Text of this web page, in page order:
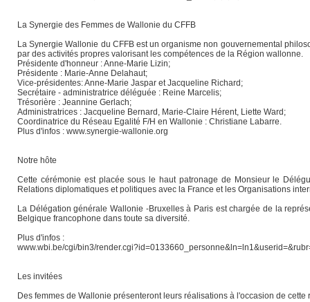
La Synergie des Femmes de Wallonie du CFFB
La Synergie Wallonie du CFFB est un organisme non gouvernemental
par des activités propres valorisant les compétences de la Région wallonne.
Présidente d'honneur : Anne-Marie Lizin;
Présidente : Marie-Anne Delahaut;
Vice-présidentes: Anne-Marie Jaspar et Jacqueline Richard;
Secrétaire - administratrice déléguée : Reine Marcelis;
Trésorière : Jeannine Gerlach;
Administratrices : Jacqueline Bernard, Marie-Claire Hérent, Liette Ward;
Coordinatrice du Réseau Egalité F/H en Wallonie : Christiane Labarre.
Plus d'infos : www.synergie-wallonie.org
Notre hôte
Cette cérémonie est placée sous le haut patronage de Monsieur le
Relations diplomatiques et politiques avec la France et les Organisations
La Délégation générale Wallonie -Bruxelles à Paris est chargée de la
Belgique francophone dans toute sa diversité.
Plus d'infos :
www.wbi.be/cgi/bin3/
Les invitées
Des femmes de Wallonie présenteront leurs réalisations à l'occasion de cette